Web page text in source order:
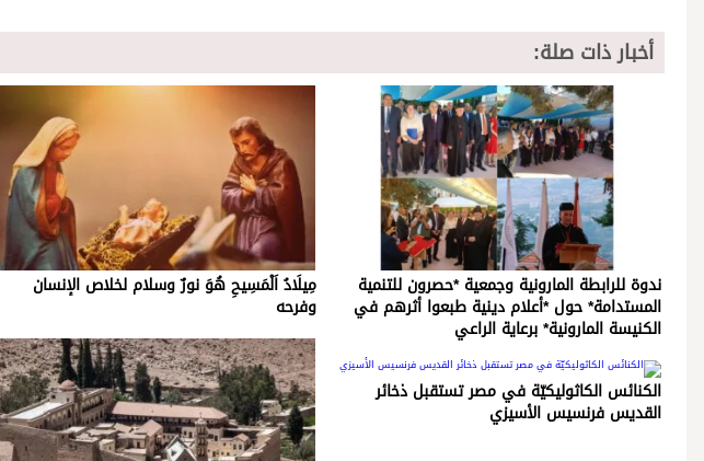
أخبار ذات صلة:
ندوة للرابطة المارونية وجمعية *حصرون للتنمية
المستدامة* حول *أعلام دينية طبعوا أثرهم في
الكنيسة المارونية* برعاية الراعي
الكنائس الكاثوليكيّة في مصر تستقبل ذخائر
القديس فرنسيس الأسيزي
مِيلَادُ اَلْمَسِيحِ هُوَ نورٌ وسلام لخلاص الإنسان
وفرحه